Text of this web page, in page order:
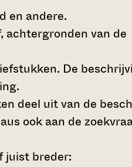
en andere.
achtergronden van de
De
deel uit van de
ook aan de
juist breder: